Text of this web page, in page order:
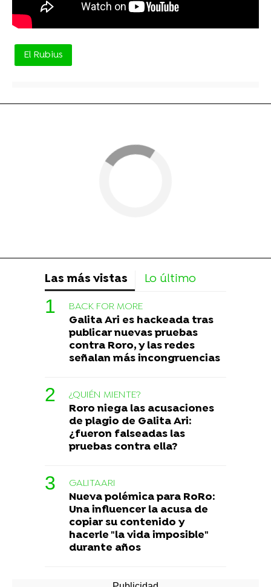
El Rubius
Las más vistas Lo último
BACK FOR MORE
Galita Ari es hackeada tras
publicar nuevas pruebas
contra Roro, y las redes
señalan más incongruencias
¿QUIÉN MIENTE?
Roro niega las acusaciones
de plagio de Galita Ari:
¿fueron falseadas las
pruebas contra ella?
GALITAARI
Nueva polémica para RoRo:
Una influencer la acusa de
copiar su contenido y
hacerle "la vida imposible"
durante años